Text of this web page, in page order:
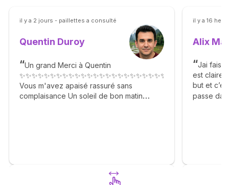
il y a 2 jours - paillettes a consulté
Quentin Duroy
Un grand Merci à Quentin
✨✨✨✨✨✨✨✨✨✨✨✨✨✨✨✨✨✨✨✨✨✨✨✨✨✨✨✨✨✨✨✨✨✨
Vous m'avez apaisé rassuré sans
complaisance Un soleil de bon matin
il y a 16
Alix
Jai fais
est claire,
but et
passe